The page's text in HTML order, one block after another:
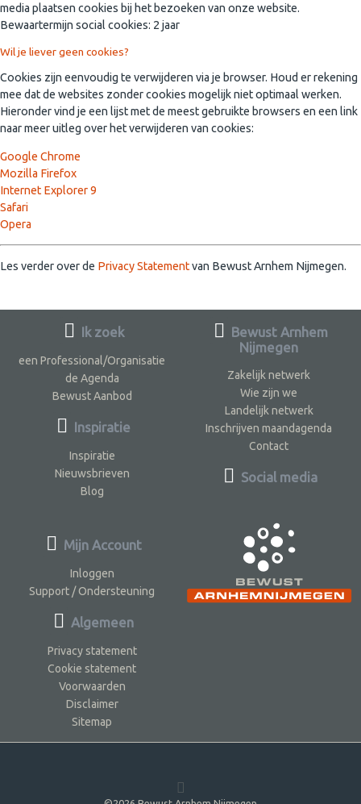
media plaatsen cookies bij het bezoeken van onze website.
Bewaartermijn social cookies: 2 jaar
Wil je liever geen cookies?
Cookies zijn eenvoudig te verwijderen via je browser. Houd er rekening
mee dat de websites zonder cookies mogelijk niet optimaal werken.
Hieronder vind je een lijst met de meest gebruikte browsers en een link
naar meer uitleg over het verwijderen van cookies:
Google Chrome
Mozilla Firefox
Internet Explorer 9
Safari
Opera
Les verder over de Privacy Statementvan Bewust Arnhem Nijmegen.
Ik zoek
een Professional/Organisatie
de Agenda
Bewust Aanbod
Inspiratie
Inspiratie
Nieuwsbrieven
Blog
Bewust Arnhem
Nijmegen
Zakelijk netwerk
Wie zijn we
Landelijk netwerk
Inschrijven maandagenda
Contact
Social media
Mijn Account
Inloggen
Support / Ondersteuning
Algemeen
Privacy statement
Cookie statement
Voorwaarden
Disclaimer
Sitemap